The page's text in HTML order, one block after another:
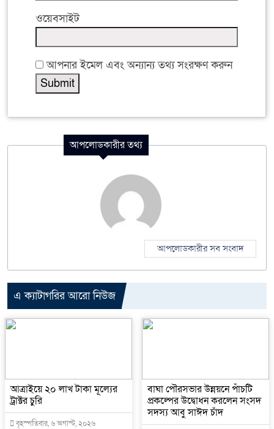
ওয়েবসাইট
আপনার ইমেল এবং অন্যান্য তথ্য সংরক্ষণ করুন
আপলোডকারীর তথ্য
আপলোডকারীর সব সংবাদ
এ ক্যাটাগরির আরো নিউজ
আত্রাইয়ে ২০ লাখ টাকা মূল্যের
ট্রাক্টর চুরি
বৃহস্পতিবার, ৬ অগাস্ট, ২০২৬
বাঘা পৌরসভার উন্নয়নে পাঁচটি
প্রকল্পের উদ্বোধন করলেন সংসদ
সদস্য আবু সাঈদ চাঁদ